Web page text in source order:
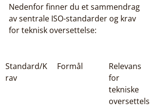
Nedenfor finner du et sammendrag
av sentrale ISO-standarder og krav
for teknisk oversettelse:
Standard/K
rav
Formål
Relevans
for
tekniske
oversettels